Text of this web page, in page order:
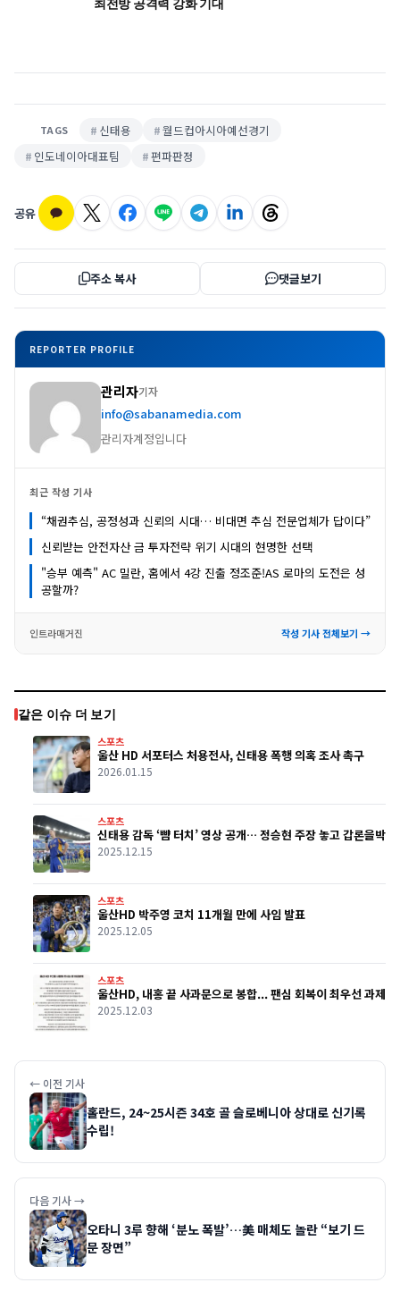
최전방 공격력 강화 기대
TAGS 신태용
월드컵아시아예선경기
인도네이아대표팀
편파판정
공유
주소 복사 댓글보기
REPORTER PROFILE
관리자기자
info@sabanamedia.com
관리자계정입니다
최근 작성 기사
“채권추심, 공정성과 신뢰의 시대… 비대면 추심 전문업체가 답이다”
신뢰받는 안전자산 금 투자전략 위기 시대의 현명한 선택
"승부 예측" AC 밀란, 홈에서 4강 진출 정조준!AS 로마의 도전은 성
공할까?
인트라매거진 작성 기사 전체보기 →
같은 이슈 더 보기
스포츠
울산 HD 서포터스 처용전사, 신태용 폭행 의혹 조사 촉구
2026.01.15
스포츠
신태용 감독 ‘뺨 터치’ 영상 공개… 정승현 주장 놓고 갑론을박
2025.12.15
스포츠
울산HD 박주영 코치 11개월 만에 사임 발표
2025.12.05
스포츠
울산HD, 내홍 끝 사과문으로 봉합... 팬심 회복이 최우선 과제
2025.12.03
← 이전 기사
홀란드, 24~25시즌 34호 골 슬로베니아 상대로 신기록
수립!
다음 기사 →
오타니 3루 향해 ‘분노 폭발’…美 매체도 놀란 “보기 드
문 장면”